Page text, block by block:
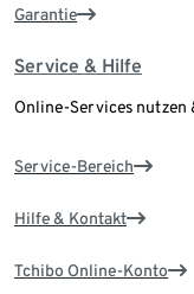
Garantie
Service & Hilfe
Online-Services
Service-Bereich
Hilfe & Kontakt
Tchibo Online-Konto